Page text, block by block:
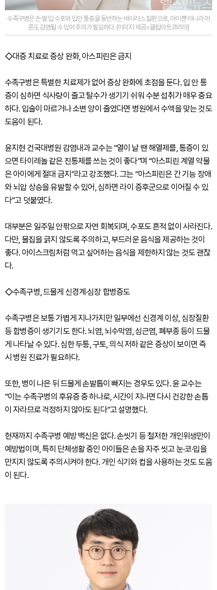
수족구병은 손·발·입 수포와 입안 통증을 동반하는 바이러스 질환으로, 아이뿐 아니라 어
른도 감염될 수 있어 주의가 필요하다. (이미지 제공=클립아트코리아)
◇대증 치료로 증상 완화, 아스피린은 금지
수족구병은 특별한 치료제가 없어 증상 완화에 초점을 둔다. 입 안 통
증이 심하면 식사량이 줄고 탈수가 생기기 쉬워 수분 섭취가 매우 중요
하다. 입술이 마르거나 소변 양이 줄었다면 병원에서 수액을 맞는 것도
도움이 된다.
윤지현 건국대병원 감염내과 교수는 “열이 날 땐 해열제를, 통증이 있
으면 타이레놀 같은 진통제를 쓰는 것이 좋다”며 “아스피린 계열 약물
은 아이에게 절대 금지”라고 강조했다. 그는 “아스피린은 간 기능 장애
와 뇌압 상승을 유발할 수 있어, 심하면 라이 증후군으로 이어질 수 있
다”고 덧붙였다.
대부분은 일주일 안팎으로 자연 회복되며, 수포도 흔적 없이 사라진다.
다만, 물집을 긁지 않도록 주의하고, 부드러운 음식을 제공하는 것이
좋다. 아이스크림처럼 먹고 싶어하는 음식을 제한하지 않는 것도 괜찮
다.
◇수족구병, 드물게 신경계·심장 합병증도
수족구병은 보통 가볍게 지나가지만 일부에선 신경계 이상, 심장질환
등 합병증이 생기기도 한다. 뇌염, 뇌수막염, 심근염, 폐부종 등이 드물
게 나타날 수 있다. 심한 두통, 구토, 의식 저하 같은 증상이 보이면 즉
시 병원 진료가 필요하다.
또한, 병이 나은 뒤 드물게 손발톱이 빠지는 경우도 있다. 윤 교수는
“이는 수족구병의 후유증 중 하나로, 시간이 지나면 다시 건강한 손톱
이 자라므로 걱정하지 않아도 된다”고 설명했다.
현재까지 수족구병 예방 백신은 없다. 손씻기 등 철저한 개인위생만이
예방법이며, 특히 단체생활 중인 아이들은 손을 자주 씻고 눈·코·입을
만지지 않도록 주의시켜야 한다. 개인 식기와 컵을 사용하는 것도 도움
이 된다.